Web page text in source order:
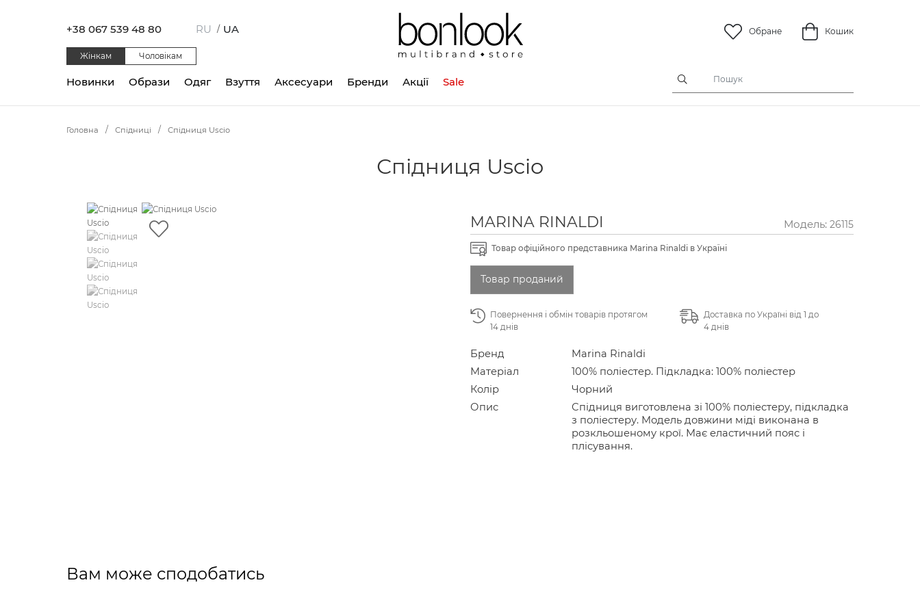
+38 067 539 48 80 RU / UA Обране Кошик
Жінкам Чоловікам
Одяг Взуття Аксесуари
Новинки Образи Бренди Акції Sale
Головна Спідниці Спідниця Uscio
Спідниця Uscio
MARINA RINALDI Модель: 26115
Товар офіційного представника Marina Rinaldi в Україні
Товар проданий
Повернення і обмін товарів протягом
14 днів
Доставка по Україні від 1 до
4 днів
Бренд
Marina Rinaldi
Матеріал
100% поліестер. Підкладка: 100% поліестер
Колір
Чорний
Опис
Спідниця виготовлена зі 100% поліестеру, підкладка
з поліестеру. Модель довжини міді виконана в
розкльошеному крої. Має еластичний пояс і
плісування.
Вам може сподобатись